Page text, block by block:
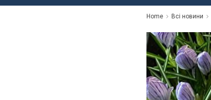
Home Всі новини